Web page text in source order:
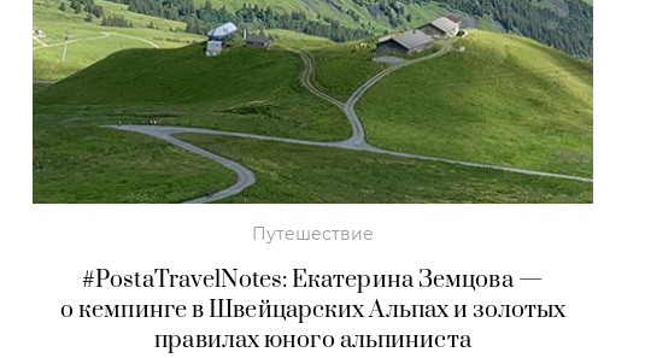
Путешествие
#PostaTravelNotes: Екатерина Земцова —
о кемпинге в Швейцарских Альпах и золотых
правилах юного альпиниста